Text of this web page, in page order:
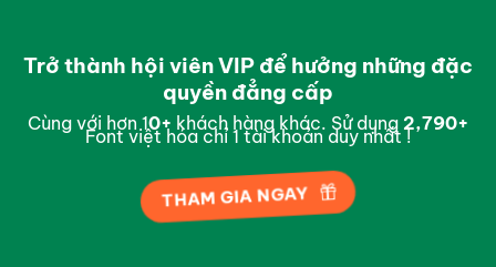
Trở thành hội viên VIP để hưởng những đặc
quyền đẳng cấp
Cùng với hơn 10+ khách hàng khác. Sử dụng 2,988+
Font việt hóa chỉ 1 tài khoản duy nhất !
THAM GIA NGAY